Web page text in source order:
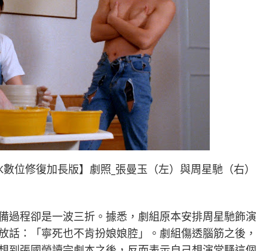
位修復加長版】劇照_張曼玉（左）與周星馳（右）
過程卻是一波三折。據悉，劇組原本安排周星馳飾演
：「寧死也不肯扮娘娘腔」。劇組傷透腦筋之後，